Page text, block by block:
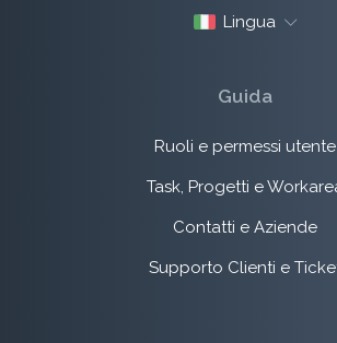
Lingua
Guida
Ruoli e permessi utente
Task, Progetti e
Contatti e Aziende
Supporto Clienti e